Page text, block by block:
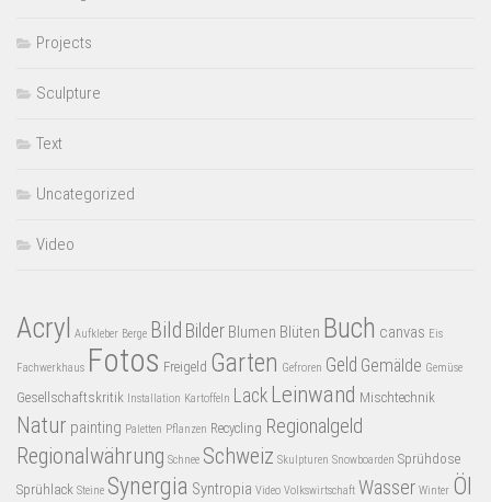
Projects
Sculpture
Text
Uncategorized
Video
Acryl Aufkleber Berge Bild Bilder Blumen Blüten Buch canvas Eis
Fachwerkhaus Fotos Freigeld Garten Gefroren Geld Gemälde Gemüse
Gesellschaftskritik Installation Kartoffeln Lack Leinwand Mischtechnik
Natur painting Paletten Pflanzen Recycling Regionalgeld
Regionalwährung Schnee Schweiz Skulpturen Snowboarden Sprühdose
Sprühlack Steine Synergia Syntropia Video Volkswirtschaft Wasser Winter Öl